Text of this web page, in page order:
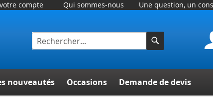
compte Qui sommes-nous Une question, un
nouveautés Occasions Demande de devis